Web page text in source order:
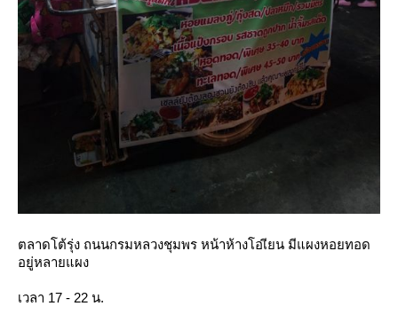
ตลาดโต้รุ่ง ถนนกรมหลวงชุมพร หน้าห้างโอเียน มีแผงหอยทอด
อยู่หลายแผง
เวลา 17 - 22 น.